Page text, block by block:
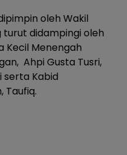
oleh Wakil
turut didampingi oleh
Kecil Menengah
Ahpi Gusta Tusri,
serta Kabid
Taufiq.